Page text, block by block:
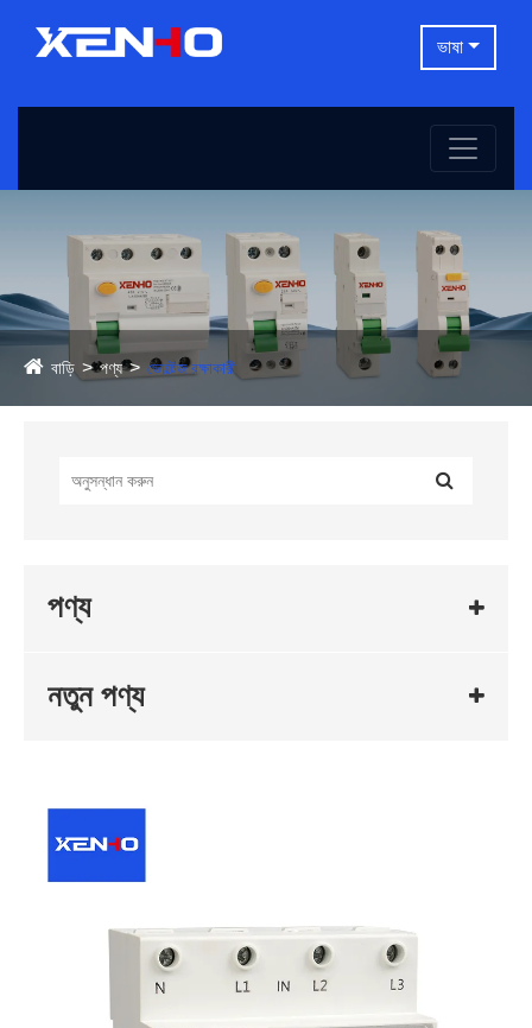
ভাষা
বাড়ি পণ্য ভোল্টেজ রক্ষাকারী
পণ্য
নতুন পণ্য